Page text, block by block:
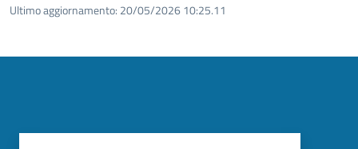
Ultimo aggiornamento: 20/05/2026 10:25.11